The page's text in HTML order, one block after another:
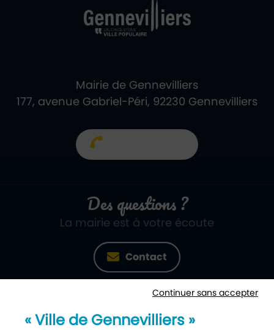
Mairie de Gennevilliers
177, avenue Gabriel-Péri, 92230 Gennevilliers
Des questions ?
La mairie est à votre écoute
Contact
Newsletter
Continuer sans accepter
« Ville de Gennevilliers »